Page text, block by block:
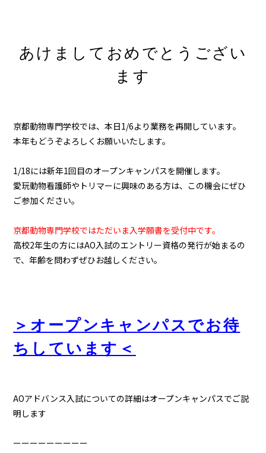
あけましておめでとうござい
ます
京都動物専門学校では、本日1/6より業務を再開しています。
本年もどうぞよろしくお願いいたします。
1/18には新年1回目のオープンキャンパスを開催します。
愛玩動物看護師やトリマーに興味のある方は、この機会にぜひ
ご参加ください。
京都動物専門学校ではただいま入学願書を受付中です。
高校2年生の方にはAO入試のエントリー資格の発行が始まるの
で、年齢を問わずぜひお越しください。
＞オープンキャンパスでお待
ちしています＜
AOアドバンス入試についての詳細はオープンキャンパスでご説
明します
ーーーーーーーーー